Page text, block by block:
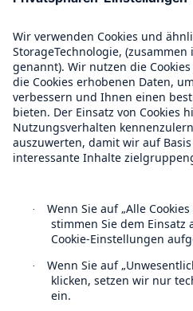
Compliance
Über Munich Re
Munich Re Weltweit